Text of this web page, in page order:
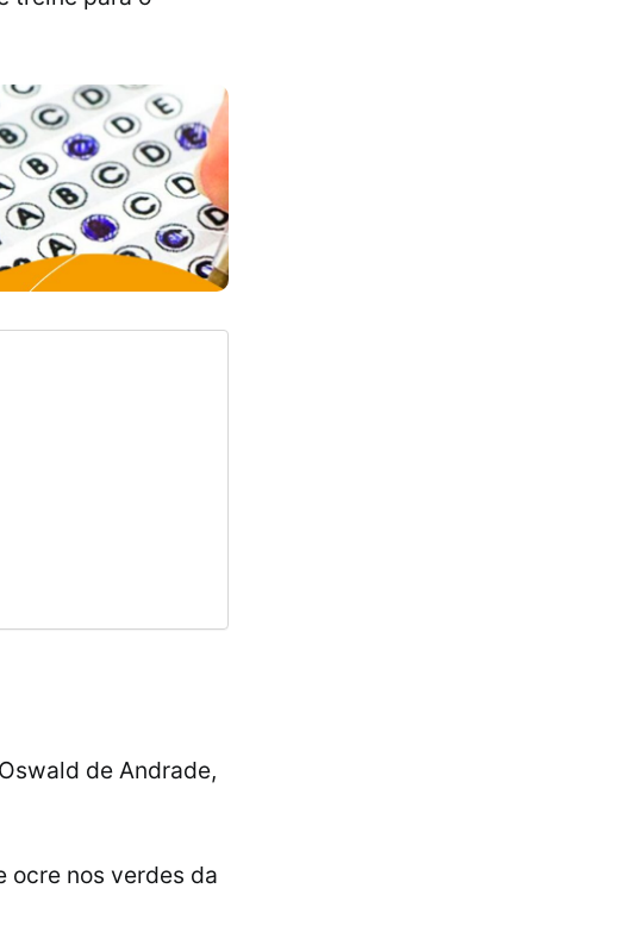
de Andrade,
ocre nos verdes da